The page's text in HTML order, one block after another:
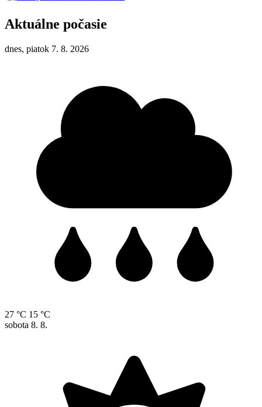
Aktuálne počasie
dnes, piatok 7. 8. 2026
27 °C 15 °C
sobota 8. 8.